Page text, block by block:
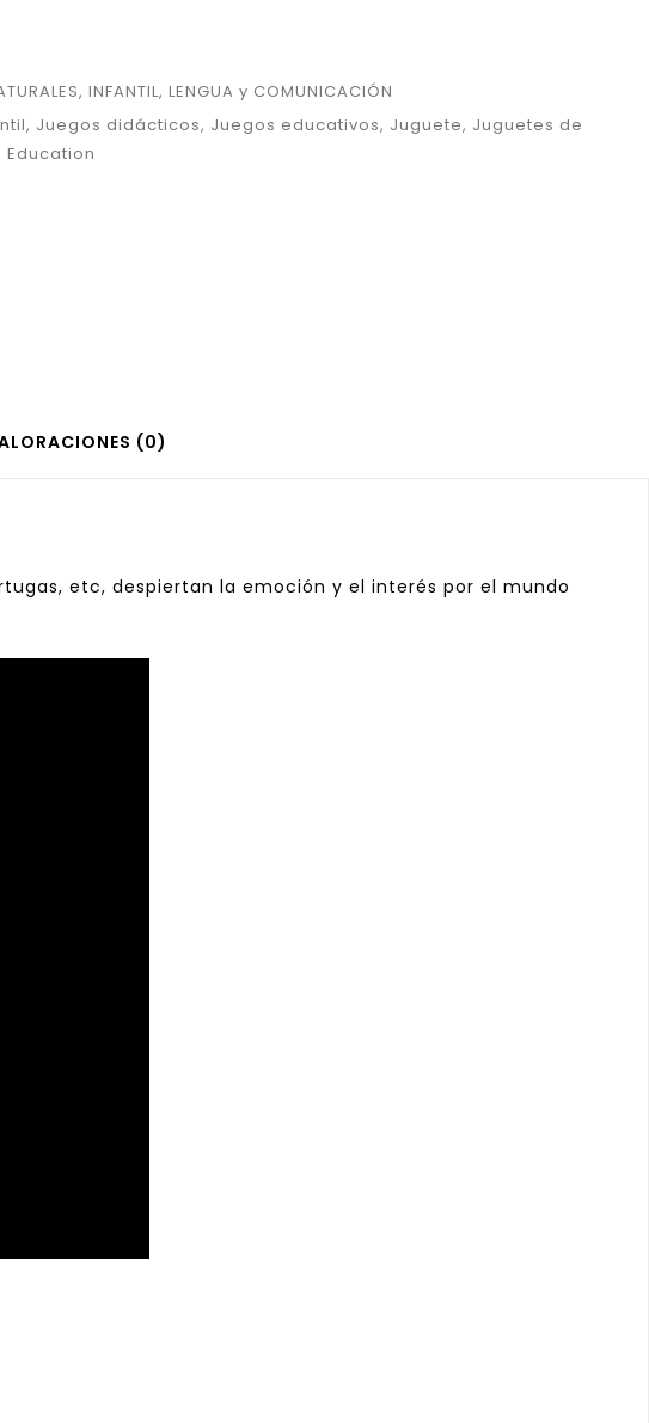
,INFANTIL,LENGUA y COMUNICACIÓN
, Juegos didácticos, Juegos educativos, Juguete, Juguetes de
Education
(0)
etc, despiertan la emoción y el interés por el mundo